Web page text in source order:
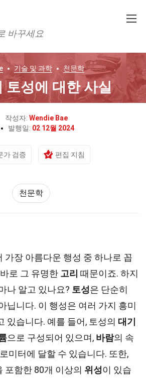
바꾸세요
기술 및 과학 천문학
토성에 대한 사실
작성자: Wendie Bae
발행일: 02 12월 2024
가 검증 편집 지침
천문학
가장 아름다운 행성 중 하나로 꼽
로 그 유명한 고리 때문이죠. 하지
나 알고 있나요? 토성은 단순히
닙니다. 이 행성은 여러 가지 흥미
있습니다. 예를 들어, 토성의 대기
으로 구성되어 있으며, 바람의 속
미터에 달할 수 있습니다. 또한,
포함한 80개 이상의 위성이 있습